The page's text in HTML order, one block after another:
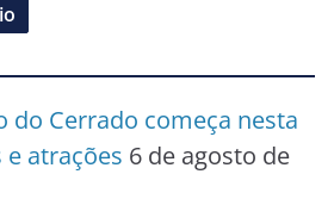
do Cerrado começa nesta
e atrações 6 de agosto de